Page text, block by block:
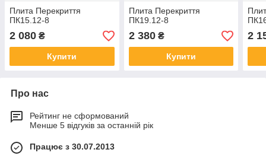
Плита Перекриття
ПК15.12-8
2 080 ₴
Купити
Плита Перекриття
ПК19.12-8
2 380₴
Купити
2
Про нас
Рейтинг не сформований
Менше 5 відгуків за останній рік
Працює з 30.07.2013